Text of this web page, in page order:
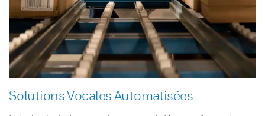
Solutions Vocales Automatisées